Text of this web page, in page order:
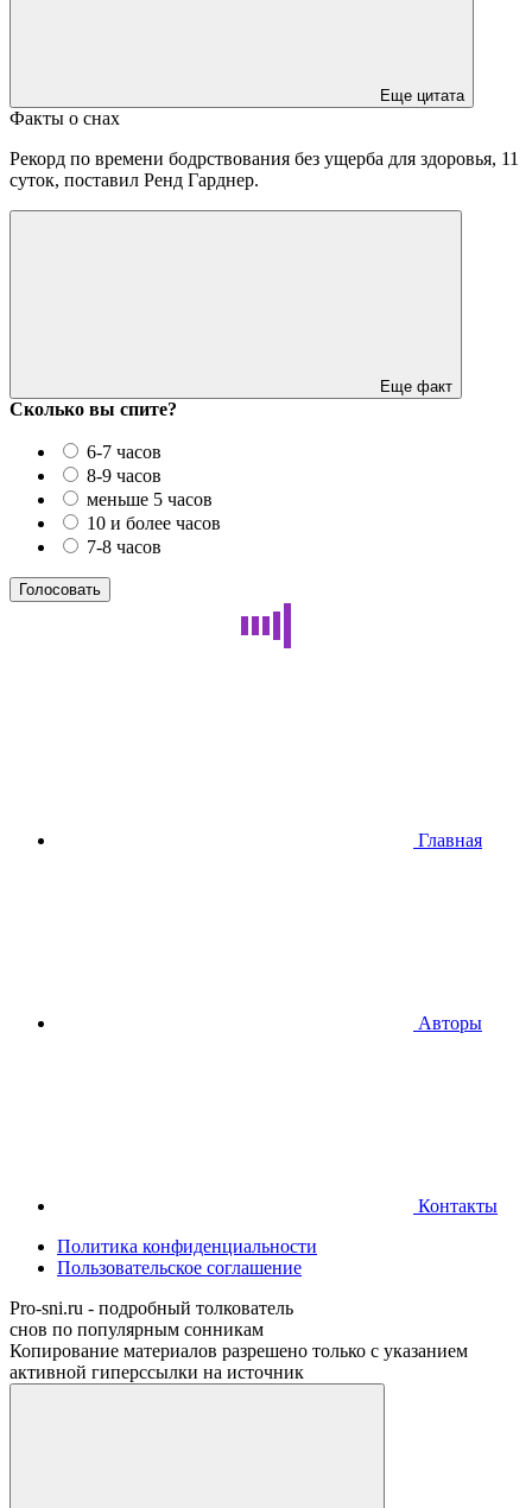
Еще цитата
Факты о снах
Рекорд по времени бодрствования без ущерба для здоровья, 11
суток, поставил Ренд Гарднер.
Еще факт
Сколько вы спите?
6-7 часов
8-9 часов
меньше 5 часов
10 и более часов
7-8 часов
Главная
Авторы
Контакты
Политика конфиденциальности
Пользовательское соглашение
Pro-sni.ru - подробный толкователь
снов по популярным сонникам
Копирование материалов разрешено только с указанием
активной гиперссылки на источник